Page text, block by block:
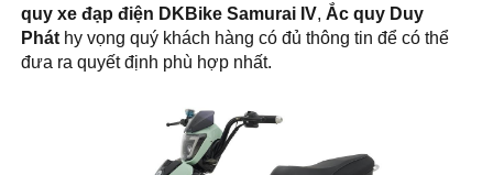
quy xe đạp điện DKBike Samurai IV, Ắc quy Duy
Phát hy vọng quý khách hàng có đủ thông tin để có thể
đưa ra quyết định phù hợp nhất.